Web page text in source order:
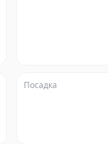
Посадка